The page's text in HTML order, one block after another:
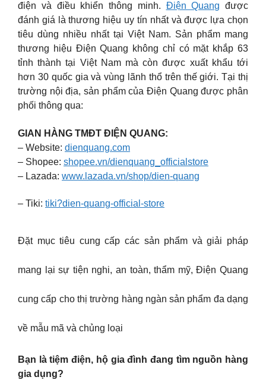
điện và điều khiển thông minh. Điện Quang được
đánh giá là thương hiệu uy tín nhất và được lựa chọn
tiêu dùng nhiều nhất tại Việt Nam. Sản phẩm mang
thương hiệu Điện Quang không chỉ có mặt khắp 63
tỉnh thành tại Việt Nam mà còn được xuất khẩu tới
hơn 30 quốc gia và vùng lãnh thổ trên thế giới. Tại thị
trường nội địa, sản phẩm của Điện Quang được phân
phối thông qua:
GIAN HÀNG TMĐT ĐIỆN QUANG:
– Website: dienquang.com
– Shopee: shopee.vn/dienquang_officialstore
– Lazada: www.lazada.vn/shop/dien-quang
– Tiki: tiki?dien-quang-official-store
Đặt mục tiêu cung cấp các sản phẩm và giải pháp
mang lại sự tiện nghi, an toàn, thẩm mỹ, Điện Quang
cung cấp cho thị trường hàng ngàn sản phẩm đa dạng
về mẫu mã và chủng loại
Bạn là tiệm điện, hộ gia đình đang tìm nguồn hàng
gia dụng?